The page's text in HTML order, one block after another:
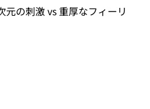
の刺激 vs 重厚なフィーリ